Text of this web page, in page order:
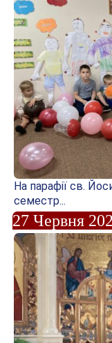
На парафії св.
семестр...
27 Червня